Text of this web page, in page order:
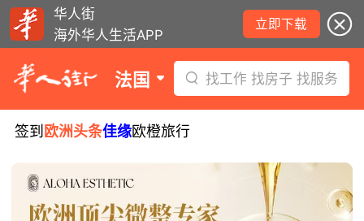
华人街
海外华人生活APP
立即下载
法国 找工作 找房子 找服务
签到 欧洲头条佳缘欧橙旅行